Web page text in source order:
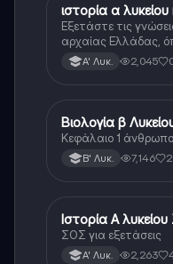
Ιστορία
ιστορία α
Εξετάστε τις
αρχαίας Ελλάδας,
Λυκείου.Α' Λυκ. 2,045
Βιολογία
Βιολογία β
Κεφάλαιο 1
Β' Λυκ. 7,146
Ιστορία
Ιστορία Α
ΣΟΣ για εξετάσεις
Α' Λυκ. 2,263